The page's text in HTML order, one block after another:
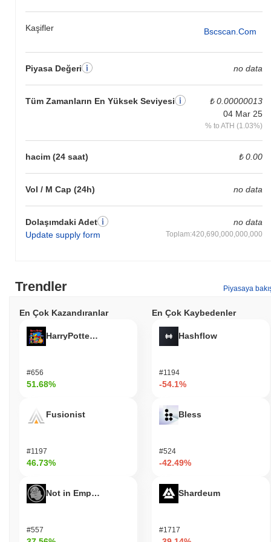
Kaşifler Bscscan.com
Piyasa Değeri no data
Tüm Zamanların En Yüksek Seviyesi
₺ 0.00000013
04 Mar 25
% to ATH (1.03%)
hacim (24 saat) ₺ 0.00
Vol / M Cap (24h) no data
Dolaşımdaki Adet
Update supply form
no data
Toplam:420,690,000,000,000
Trendler Piyasaya
En Çok Kazandıranlar
HarryPotterObamaSonic10Inu (ETH)
#656
51.68%
Fusionist
#1197
46.73%
Not in Employment, Education, or Training
#557
En Çok Kaybedenler
Hashflow
#1194
-54.1%
Bless
#524
-42.49%
Shardeum
#1717